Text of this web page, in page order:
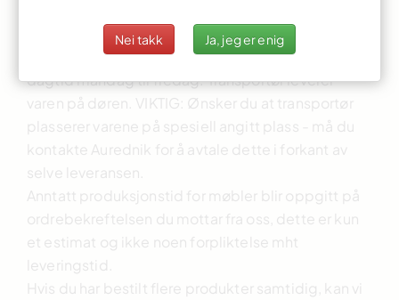
Nei takk Ja, jeg er enig
besøk/leveringsadresse og ikke postadresse. Vårt
transportselskap vil levere produktene til deg på
dagtid mandag til fredag. Transportør leverer
varen på døren. VIKTIG: Ønsker du at transportør
plasserer varene på spesiell angitt plass - må du
kontakte Aurednik for å avtale dette i forkant av
selve leveransen.
Anntatt produksjonstid for møbler blir oppgitt på
ordrebekreftelsen du mottar fra oss, dette er kun
et estimat og ikke noen forpliktelse mht
leveringstid.
Hvis du har bestilt flere produkter samtidig, kan vi